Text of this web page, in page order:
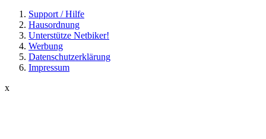
Support / Hilfe
Hausordnung
Unterstütze Netbiker!
Werbung
Datenschutzerklärung
Impressum
x